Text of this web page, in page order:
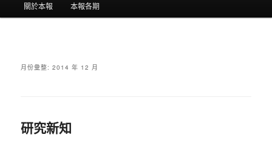
單 關於本報 本報各期
月份彙整:2014 年 12 月
研究新知